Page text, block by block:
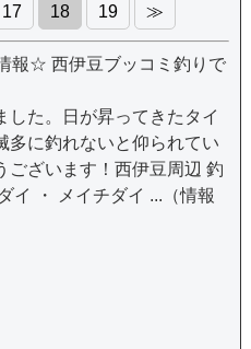
17 18 19 ≫
報☆ 西伊豆ブッコミ釣りで
した。日が昇ってきたタイ
多に釣れないと仰られてい
ございます！西伊豆周辺 釣
イ ・ メイチダイ ...（情報